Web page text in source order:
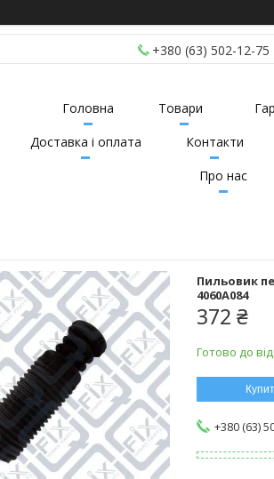
+380 (63) 502-12-75
Головна Товари
Доставка і оплата
Контакти
Про нас
Пильовик
4060A084
372 ₴
Готово до
+380 (63)